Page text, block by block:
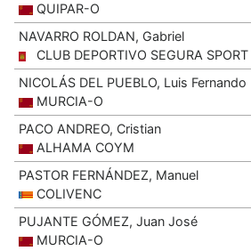
QUIPAR-O
NAVARRO ROLDAN, Gabriel
CLUB DEPORTIVO SEGURA SPORT
NICOLÁS DEL PUEBLO, Luis Fernando
MURCIA-O
PACO ANDREO, Cristian
ALHAMA COYM
PASTOR FERNÁNDEZ, Manuel
COLIVENC
PUJANTE GÓMEZ, Juan José
MURCIA-O